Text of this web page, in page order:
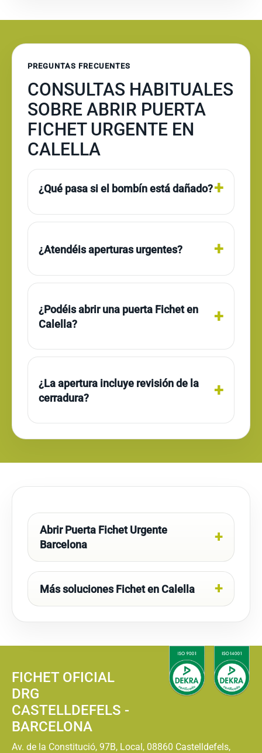
PREGUNTAS FRECUENTES
CONSULTAS HABITUALES
SOBRE ABRIR PUERTA
FICHET URGENTE EN
CALELLA
¿Qué pasa si el bombín está dañado?
¿Atendéis aperturas urgentes?
¿Podéis abrir una puerta Fichet en
Calella?
¿La apertura incluye revisión de la
cerradura?
Abrir Puerta Fichet Urgente
Barcelona
Más soluciones Fichet en Calella
FICHET OFICIAL
DRG
CASTELLDEFELS -
BARCELONA
Av. de la Constitució, 97B, Local, 08860 Castelldefels,